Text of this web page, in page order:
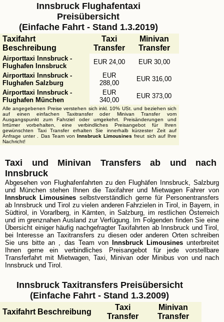
Innsbruck Flughafentaxi
Preisübersicht
(Einfache Fahrt - Stand 1.3.2019)
Taxifahrt
Beschreibung
Taxi
Transfer
Minivan
Transfer
Airporttaxi Innsbruck -
Flughafen Innsbruck
EUR 24,00
EUR 30,00
Airporttaxi Innsbruck -
Flughafen Salzburg
EUR
288,00
EUR 316,00
Airporttaxi Innsbruck -
Flughafen München
EUR
340,00
EUR 373,00
Alle angegebenen Preise verstehen sich inkl. 10% USt. und beziehen sich
auf einen einfachen Taxitransfer oder Minivan Transfer vom
Ausgangspunkt zum Fahrziel oder umgekehrt. Preisänderungen und
Irrtümer vorbehalten, eine verbindliches Preisangebot für Ihren
gewünschten Taxi Transfer erhalten Sie innerhalb kürzester Zeit auf
Anfrage unter
. Das Team vonInnsbruck Limousines freut sich auf Ihre
Nachricht!
Taxi und Minivan Transfers ab und nach
Innsbruck
Abgesehen von Flughafenfahrten zu den Flughäfen Innsbruck, Salzburg
und München stehen Ihnen die Taxifahrer und Mietwagen Fahrer von
Innsbruck Limousines selbstverständlich gerne für Personentransfers
ab Innsbruck und Tirol zu vielen anderen Fahrzielen in Tirol, in Bayern, in
Südtirol, in Vorarlberg, in Kärnten, in Salzburg, im restlichen Österreich
und im grenznahen Ausland zur Verfügung. Im Folgenden finden Sie eine
Übersicht einiger häufig nachgefragter Taxifahrten ab Innsbruck und Tirol,
bei Interesse an Taxitransfers zu diesen oder anderen Orten schreiben
Sie uns bitte an
, das Team von Innsbruck Limousinesunterbreitet
Ihnen gerne ein verbindliches Preisangebot für jede vorstellbare
Transferfahrt mit Mietwagen, Taxi, Minivan oder Minibus von und nach
Innsbruck und Tirol.
Innsbruck Taxitransfers Preisübersicht
(Einfache Fahrt - Stand 1.3.2009)
Taxifahrt Beschreibung
Taxi
Transfer
Minivan
Transfer